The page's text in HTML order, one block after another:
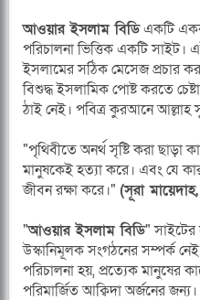
আওয়ার ইসলাম বিডিএকটি একক
পরিচালনা ভিত্তিক একটি
ইসলামের সঠিক মেসেজ প্রচার
বিশুদ্ধ ইসলামিক পোষ্ট করতে
ঠাই নেই। পবিত্র কুরআনে
"পৃথিবীতে অনর্থ সৃষ্টি করা ছাড়া
মানুষকেই হত্যা করে। এবং যে
জীবন রক্ষা করে।" (সূরা
"আওয়ার ইসলাম বিডি" সাইটের
উস্কানিমূলক সংগঠনের সম্পর্ক
পরিচালনা হয়, প্রত্যেক মানুষের
পরিমার্জিত আক্বিদা অর্জনের